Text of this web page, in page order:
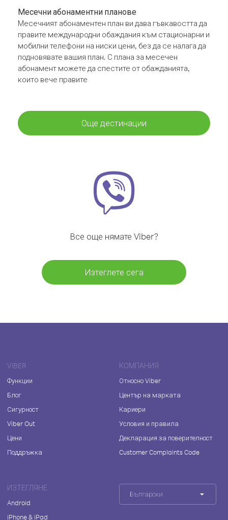
Месечни абонаментни планове
Месечният абонаментен план ви дава гъвкавостта да
правите международни обаждания към стационарни и
мобилни телефони на ниски цени, без да се налага да
подновявате вашия план. С плана за месечен
абонамент можете да спестите от обажданията,
които вече правите
Още дестинации
Все още нямате Viber?
Изтеглете сега
VIBER
Функции
Блог
Сигурност
Viber Out
Цени
Поддръжка
КОМПАНИЯ
Относно Viber
Център на марката
Кариери
Условия и правила
Декларация за поверителност
Customer Complaints Code
ИЗТЕГЛЯНЕ
Android
iPhone & iPad
Български